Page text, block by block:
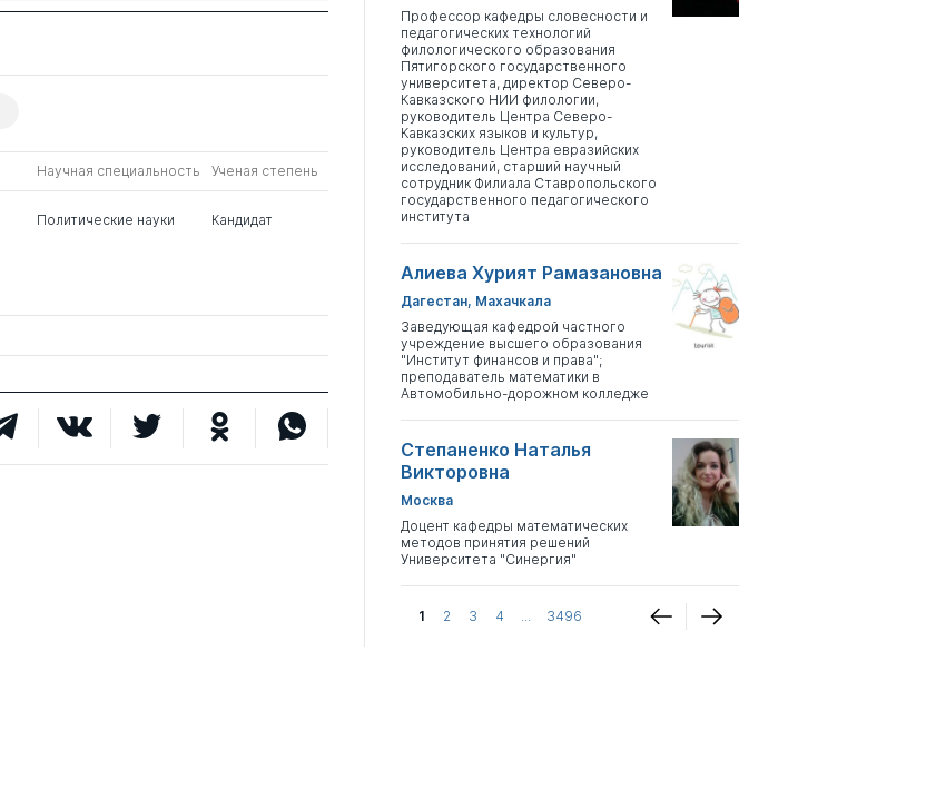
Научная специальность Ученая степень
Политические науки Кандидат
Профессор кафедры словесности и
педагогических технологий
филологического образования
Пятигорского государственного
университета, директор Северо-
Кавказского НИИ филологии,
руководитель Центра Северо-
Кавказских языков и культур,
руководитель Центра евразийских
исследований, старший научный
сотрудник Филиала Ставропольского
государственного педагогического
института
Алиева Хурият Рамазановна
Дагестан, Махачкала
Заведующая кафедрой частного
учреждение высшего образования
"Институт финансов и права";
преподаватель математики в
Автомобильно-дорожном колледже
Степаненко Наталья
Викторовна
Москва
Доцент кафедры математических
методов принятия решений
Университета "Синергия"
1 2 3 4 ... 3496